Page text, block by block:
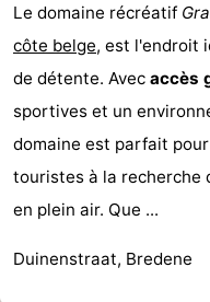
Le domaine récréatif
côte belge, est l'endroit
de détente. Avec accès
sportives et un
domaine est parfait
touristes à la recherche
en plein air. Que ...
Duinenstraat, Bredene